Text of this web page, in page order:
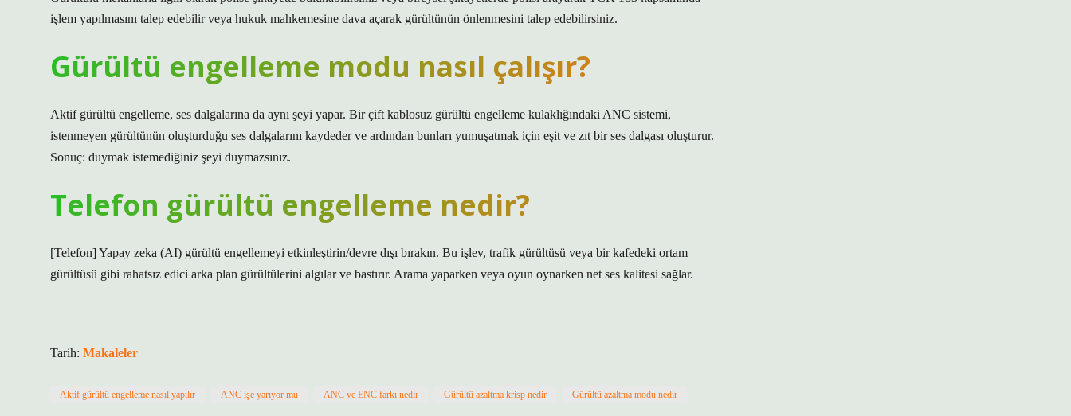
işlem yapılmasını talep edebilir veya hukuk mahkemesine dava açarak gürültünün önlenmesini talep edebilirsiniz.
Gürültü engelleme modu nasıl çalışır?
Aktif gürültü engelleme, ses dalgalarına da aynı şeyi yapar. Bir çift kablosuz gürültü engelleme kulaklığındaki ANC sistemi,
istenmeyen gürültünün oluşturduğu ses dalgalarını kaydeder ve ardından bunları yumuşatmak için eşit ve zıt bir ses dalgası oluşturur.
Sonuç: duymak istemediğiniz şeyi duymazsınız.
Telefon gürültü engelleme nedir?
[Telefon] Yapay zeka (AI) gürültü engellemeyi etkinleştirin/devre dışı bırakın. Bu işlev, trafik gürültüsü veya bir kafedeki ortam
gürültüsü gibi rahatsız edici arka plan gürültülerini algılar ve bastırır. Arama yaparken veya oyun oynarken net ses kalitesi sağlar.
Tarih: Makaleler
Aktif gürültü engelleme nasıl yapılır ANC işe yarıyor mu ANC ve ENC farkı nedir Gürültü azaltma krisp nedir Gürültü azaltma modu nedir